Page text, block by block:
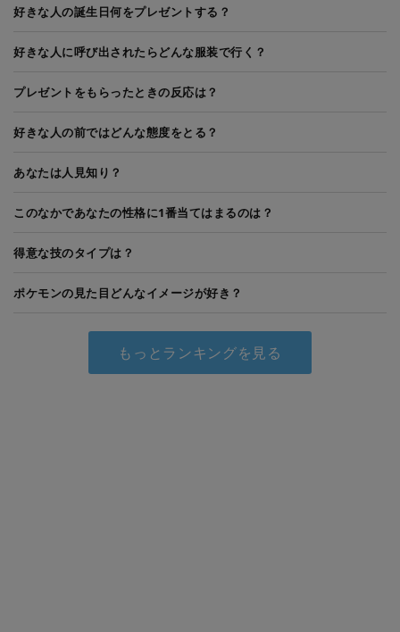
好きな人の誕生日何をプレゼントする？
好きな人に呼び出されたらどんな服装で行く？
プレゼントをもらったときの反応は？
好きな人の前ではどんな態度をとる？
あなたは人見知り？
このなかであなたの性格に1番当てはまるのは？
得意な技のタイプは？
ポケモンの見た目どんなイメージが好き？
もっとランキングを見る